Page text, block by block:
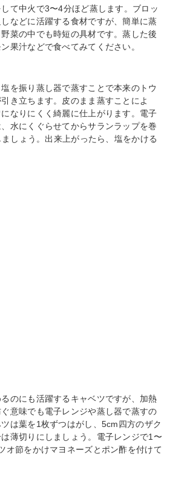
て中火で3〜4分ほど蒸します。ブロッ
などに活躍する食材ですが、簡単に蒸
菜の中でも時短の具材です。蒸した後
果汁などで食べてみてください。
を振り蒸し器で蒸すことで本来のトウ
き立ちます。皮のまま蒸すことによ
なりにくく綺麗に仕上がります。電子
水にくぐらせてからサランラップを巻
しょう。出来上がったら、塩をかける
のにも活躍するキャベツですが、加熱
意味でも電子レンジや蒸し器で蒸すの
は葉を1枚ずつはがし、5cm四方のザク
薄切りにしましょう。電子レンジで1〜
オ節をかけマヨネーズとポン酢を付けて